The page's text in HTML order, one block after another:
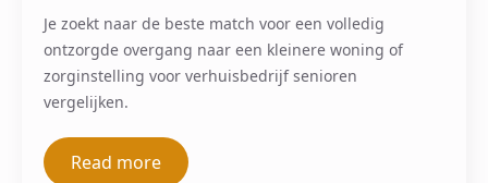
Je zoekt naar de beste match voor een volledig
ontzorgde overgang naar een kleinere woning of
zorginstelling voor verhuisbedrijf senioren
vergelijken.
Read more